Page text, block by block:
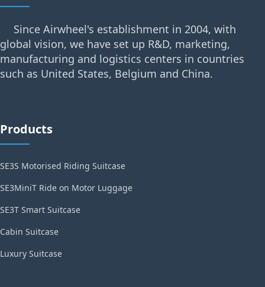
Since Airwheel's establishment in 2004, with
global vision, we have set up R&D, marketing,
manufacturing and logistics centers in countries
such as United States, Belgium and China.
Products
SE3S Motorised Riding Suitcase
SE3MiniT Ride on Motor Luggage
SE3T Smart Suitcase
Cabin Suitcase
Luxury Suitcase